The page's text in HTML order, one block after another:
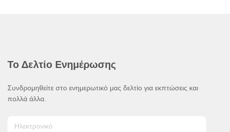
Το Δελτίο Ενημέρωσης
Συνδρομηθείτε στο ενημερωτικό μας δελτίο για εκπτώσεις και
πολλά άλλα.